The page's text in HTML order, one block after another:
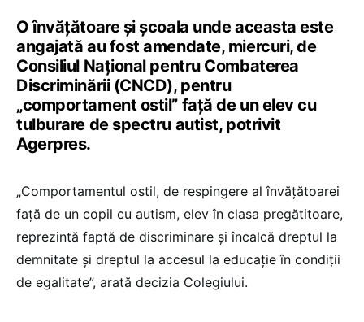
O învățătoare și școala unde aceasta este
angajată au fost amendate, miercuri, de
Consiliul Național pentru Combaterea
Discriminării (CNCD), pentru
„comportament ostil” față de un elev cu
tulburare de spectru autist, potrivit
Agerpres.
„Comportamentul ostil, de respingere al învăţătoarei
faţă de un copil cu autism, elev în clasa pregătitoare,
reprezintă faptă de discriminare şi încalcă dreptul la
demnitate şi dreptul la accesul la educaţie în condiţii
de egalitate”, arată decizia Colegiului.